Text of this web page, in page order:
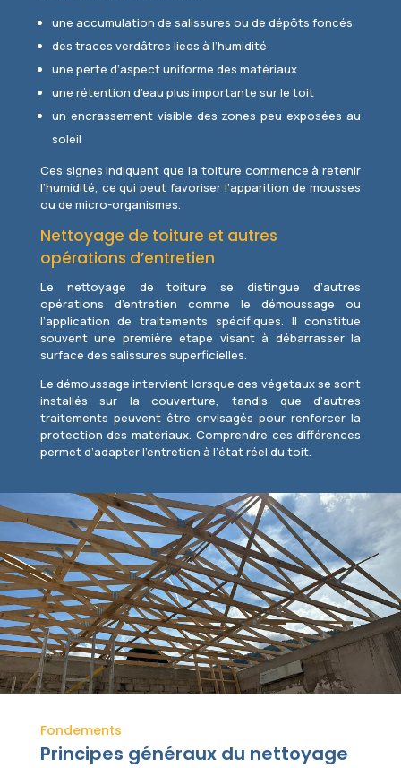
une accumulation de salissures ou de dépôts foncés
des traces verdâtres liées à l’humidité
une perte d’aspect uniforme des matériaux
une rétention d’eau plus importante sur le toit
un encrassement visible des zones peu exposées au
soleil
Ces signes indiquent que la toiture commence à retenir
l’humidité, ce qui peut favoriser l’apparition de mousses
ou de micro-organismes.
Nettoyage de toiture et autres
opérations d’entretien
Le nettoyage de toiture se distingue d’autres
opérations d’entretien comme le démoussage ou
l’application de traitements spécifiques. Il constitue
souvent une première étape visant à débarrasser la
surface des salissures superficielles.
Le démoussage intervient lorsque des végétaux se sont
installés sur la couverture, tandis que d’autres
traitements peuvent être envisagés pour renforcer la
protection des matériaux. Comprendre ces différences
permet d’adapter l’entretien à l’état réel du toit.
Fondements
Principes généraux du nettoyage